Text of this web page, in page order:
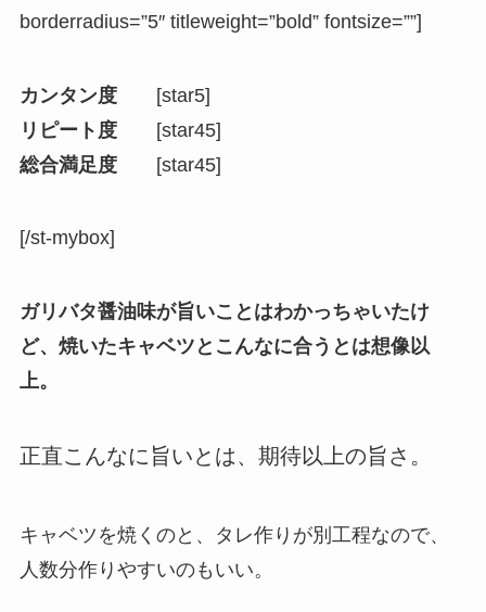
borderradius=”5″ titleweight=”bold” fontsize=””]
カンタン度 [star5]
リピート度 [star45]
総合満足度[star45]
[/st-mybox]
ガリバタ醤油味が旨いことはわかっちゃいたけ
ど、焼いたキャベツとこんなに合うとは想像以
上。
正直こんなに旨いとは、期待以上の旨さ。
キャベツを焼くのと、タレ作りが別工程なので、
人数分作りやすいのもいい。